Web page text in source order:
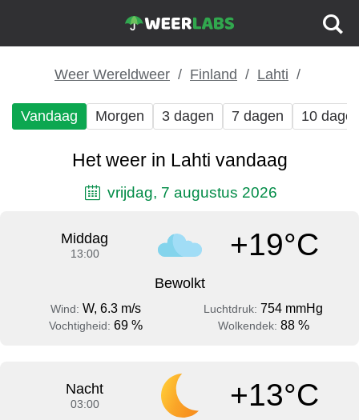
Weer Wereldweer Finland Lahti
Vandaag Morgen 3 dagen 7 dagen 10
Het weer in Lahti vandaag
vrijdag, 7 augustus 2026
Middag
13:00 +19°C
Bewolkt
Wind: W, 6.3 m/s Luchtdruk: 754 mmHg
Vochtigheid: 69 % Wolkendek: 88 %
Nacht
03:00 +13°C